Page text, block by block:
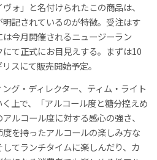
ォ」と名付けられたこの商品は、
記されているのが特徴。受注はす
今月開催されるニュージーラン
て正式にお目見えする。まずは10
スにて販売開始予定。
グ・ディレクター、ティム・ライト
上で、「アルコール度と糖分控えめ
ルコール度に対する感心の強さ、
を持ったアルコールの楽しみ方な
てランチタイムに楽しんだり、カ